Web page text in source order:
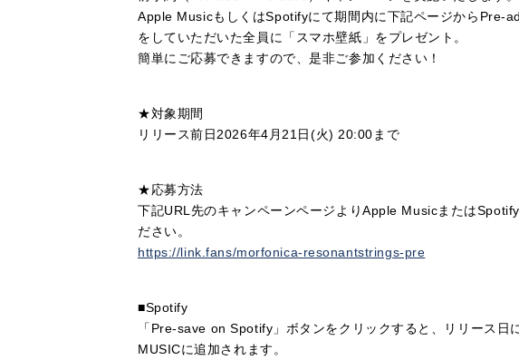
Apple MusicもしくはSpotifyにて期間内に下記ページからPre-
をしていただいた全員に「スマホ壁紙」をプレゼント。
簡単にご応募できますので、是非ご参加ください！
★対象期間
リリース前日2026年4月21日(火) 20:00まで
★応募方法
下記URL先のキャンペーンページよりApple Musicまたは
ださい。
https://link.fans/morfonica-resonantstrings-pre
■Spotify
「Pre-save on Spotify」ボタンをクリックすると、リリース日
MUSICに追加されます。